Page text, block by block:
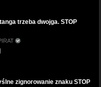
trzeba dwojga. STOP
zignorowanie znaku STOP